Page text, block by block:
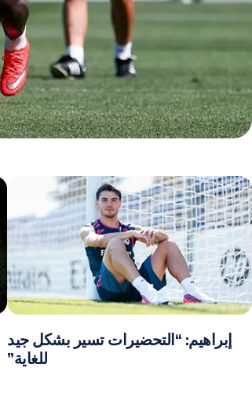
إبراهيم: “التحضيرات تسير بشكل جيد
للغاية”